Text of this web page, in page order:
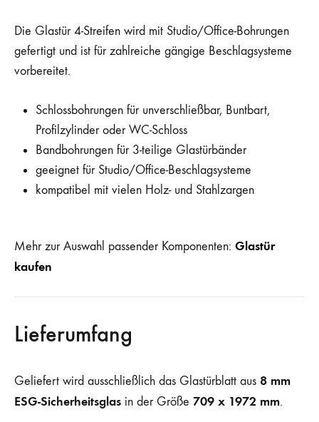
Die Glastür 4-Streifen wird mit Studio/Office-Bohrungen
gefertigt und ist für zahlreiche gängige Beschlagsysteme
vorbereitet.
Schlossbohrungen für unverschließbar, Buntbart,
Profilzylinder oder WC-Schloss
Bandbohrungen für 3-teilige Glastürbänder
geeignet für Studio/Office-Beschlagsysteme
kompatibel mit vielen Holz- und Stahlzargen
Mehr zur Auswahl passender Komponenten: Glastür
kaufen
Lieferumfang
Geliefert wird ausschließlich das Glastürblatt aus 8 mm
ESG-Sicherheitsglas in der Größe 709 x 1972 mm.